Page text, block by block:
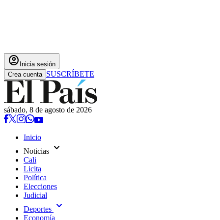
account_circle Inicia sesión
Crea cuenta SUSCRÍBETE
sábado, 8 de agosto de 2026
Inicio
Noticias expand_more
Cali
Licita
Política
Elecciones
Judicial
Deportes expand_more
Economía